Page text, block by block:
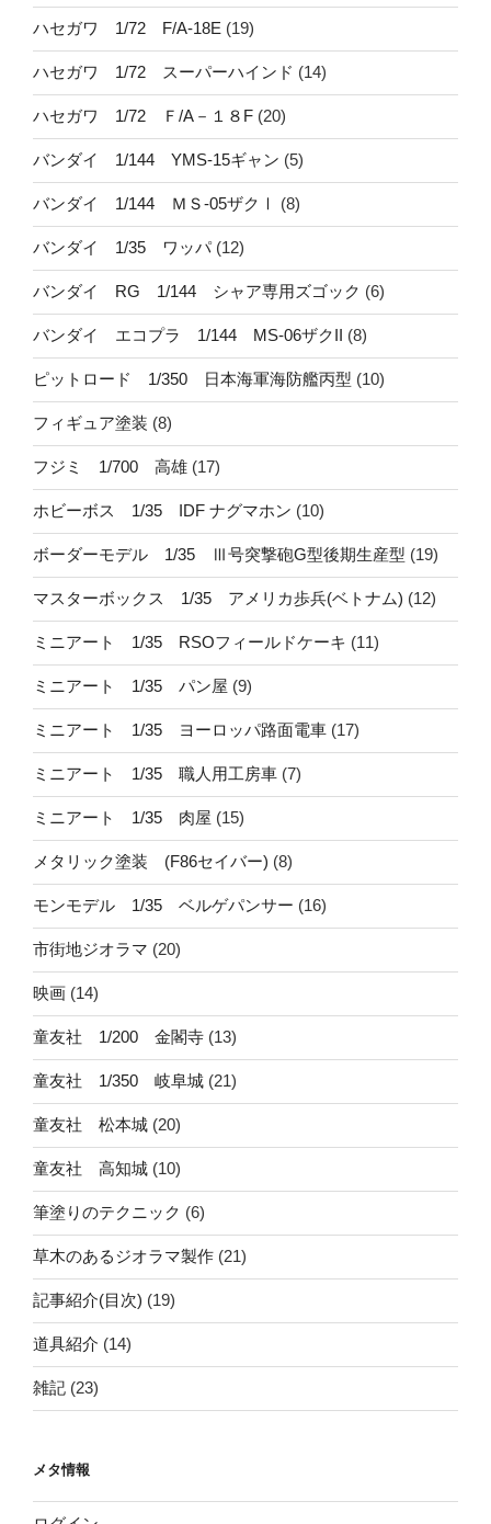
ハセガワ 1/72 F/A-18E (19)
ハセガワ 1/72 スーパーハインド (14)
ハセガワ 1/72 Ｆ/A－１８F (20)
バンダイ 1/144 YMS-15ギャン (5)
バンダイ 1/144 ＭＳ-05ザクⅠ (8)
バンダイ 1/35 ワッパ(12)
バンダイ RG 1/144 シャア専用ズゴック (6)
バンダイ エコプラ 1/144 MS-06ザクII (8)
ピットロード 1/350 日本海軍海防艦丙型 (10)
フィギュア塗装 (8)
フジミ 1/700 高雄 (17)
ホビーボス 1/35 IDF ナグマホン (10)
ボーダーモデル 1/35 Ⅲ号突撃砲G型後期生産型 (19)
マスターボックス 1/35 アメリカ歩兵(ベトナム) (12)
ミニアート 1/35 RSOフィールドケーキ (11)
ミニアート 1/35 パン屋 (9)
ミニアート 1/35 ヨーロッパ路面電車 (17)
ミニアート 1/35 職人用工房車 (7)
ミニアート 1/35 肉屋 (15)
メタリック塗装 (F86セイバー) (8)
モンモデル 1/35 ベルゲパンサー (16)
市街地ジオラマ (20)
映画 (14)
童友社 1/200 金閣寺 (13)
童友社 1/350 岐阜城 (21)
童友社 松本城 (20)
童友社 高知城 (10)
筆塗りのテクニック (6)
草木のあるジオラマ製作 (21)
記事紹介(目次) (19)
道具紹介 (14)
雑記 (23)
メタ情報